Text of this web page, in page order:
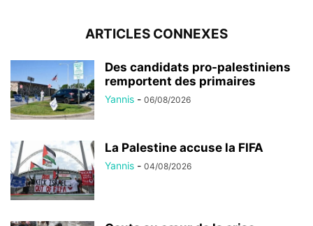
ARTICLES CONNEXES
Des candidats pro-palestiniens
remportent des primaires
Yannis - 06/08/2026
La Palestine accuse la FIFA
Yannis - 04/08/2026